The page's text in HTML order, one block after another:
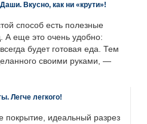
Вкусно, как ни «крути»!
способ есть полезные
А еще это очень удобно:
будет готовая еда. Тем
своими руками, —
Легче легкого!
покрытие, идеальный разрез